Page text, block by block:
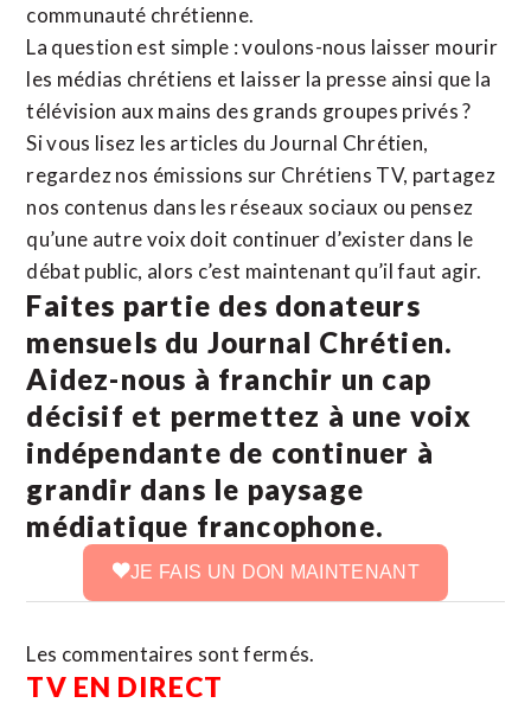
communauté chrétienne.
La question est simple : voulons-nous laisser mourir
les médias chrétiens et laisser la presse ainsi que la
télévision aux mains des grands groupes privés ?
Si vous lisez les articles du Journal Chrétien,
regardez nos émissions sur Chrétiens TV, partagez
nos contenus dans les réseaux sociaux ou pensez
qu’une autre voix doit continuer d’exister dans le
débat public, alors c’est maintenant qu’il faut agir.
Faites partie des donateurs
mensuels du Journal Chrétien.
Aidez-nous à franchir un cap
décisif et permettez à une voix
indépendante de continuer à
grandir dans le paysage
médiatique francophone.
JE FAIS UN DON MAINTENANT
Les commentaires sont fermés.
TV EN DIRECT